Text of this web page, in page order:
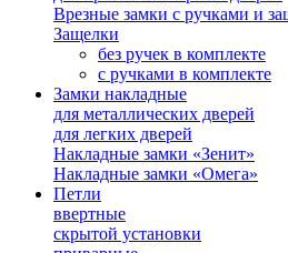
Врезные замки с ручками и
Защелки
без ручек в комплекте
с ручками в комплекте
Замки накладные
для металлических дверей
для легких дверей
Накладные замки «Зенит»
Накладные замки «Омега»
Петли
ввертные
скрытой установки